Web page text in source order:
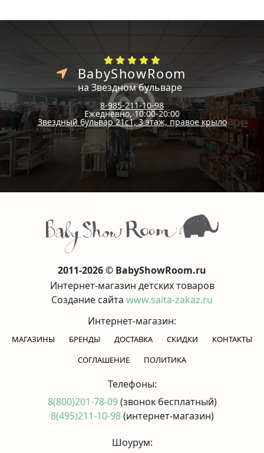
BabyShowRoom
на Звездном бульваре
8-985-211-10-98
Ежедневно, 10:00-20:00
Звездный бульвар 21с1, 3 этаж, правое крыло
2011-2026 © BabyShowRoom.ru
Интернет-магазин детских товаров
Создание сайта www.saita-zakaz.ru
Интернет-магазин:
МАГАЗИНЫ БРЕНДЫ ДОСТАВКА СКИДКИ
КОНТАКТЫ
CОГЛАШЕНИЕ
ПОЛИТИКА
Телефоны:
8(800)201-78-09(звонок бесплатный)
8(495)211-10-98(интернет-магазин)
Шоурум: